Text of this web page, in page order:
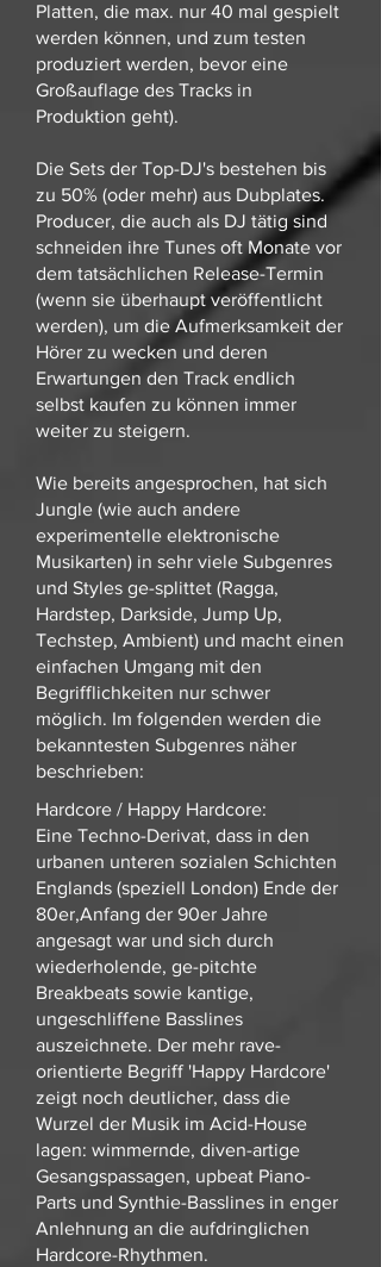
Platten, die max. nur 40 mal gespielt
werden können, und zum testen
produziert werden, bevor eine
Großauflage des Tracks in
Produktion geht).
Die Sets der Top-DJ's bestehen bis
zu 50% (oder mehr) aus Dubplates.
Producer, die auch als DJ tätig sind
schneiden ihre Tunes oft Monate vor
dem tatsächlichen Release-Termin
(wenn sie überhaupt veröffentlicht
werden), um die Aufmerksamkeit der
Hörer zu wecken und deren
Erwartungen den Track endlich
selbst kaufen zu können immer
weiter zu steigern.
Wie bereits angesprochen, hat sich
Jungle (wie auch andere
experimentelle elektronische
Musikarten) in sehr viele Subgenres
und Styles ge-splittet (Ragga,
Hardstep, Darkside, Jump Up,
Techstep, Ambient) und macht einen
einfachen Umgang mit den
Begrifflichkeiten nur schwer
möglich. Im folgenden werden die
bekanntesten Subgenres näher
beschrieben:
Hardcore / Happy Hardcore:
Eine Techno-Derivat, dass in den
urbanen unteren sozialen Schichten
Englands (speziell London) Ende der
80er,Anfang der 90er Jahre
angesagt war und sich durch
wiederholende, ge-pitchte
Breakbeats sowie kantige,
ungeschliffene Basslines
auszeichnete. Der mehr rave-
orientierte Begriff 'Happy Hardcore'
zeigt noch deutlicher, dass die
Wurzel der Musik im Acid-House
lagen: wimmernde, diven-artige
Gesangspassagen, upbeat Piano-
Parts und Synthie-Basslines in enger
Anlehnung an die aufdringlichen
Hardcore-Rhythmen.